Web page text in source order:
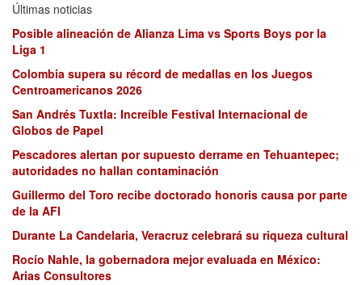
Últimas noticias
Posible alineación de Alianza Lima vs Sports Boys por la
Liga 1
Colombia supera su récord de medallas en los Juegos
Centroamericanos 2026
San Andrés Tuxtla: Increíble Festival Internacional de
Globos de Papel
Pescadores alertan por supuesto derrame en Tehuantepec;
autoridades no hallan contaminación
Guillermo del Toro recibe doctorado honoris causa por parte
de la AFI
Durante La Candelaria, Veracruz celebrará su riqueza cultural
Rocío Nahle, la gobernadora mejor evaluada en México:
Arias Consultores